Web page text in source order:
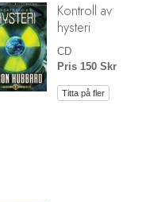
Kontroll av
hysteri
CD
Pris 150 Skr
Titta på fler